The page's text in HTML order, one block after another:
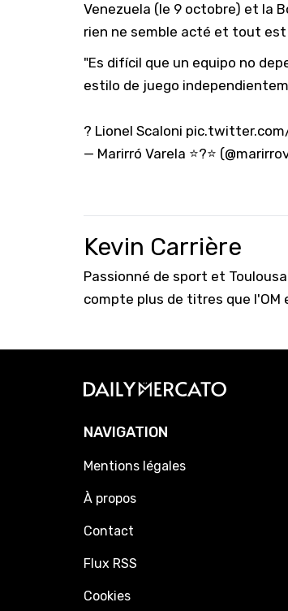
Venezuela (le 9 octobre) et la
rien ne semble acté et tout
"Es difícil que un equipo no
estilo de juego
? Lionel Scaloni
— Marirró Varela ⭐️?⭐️
Kevin Carrière
Passionné de sport et
compte plus de titres que l'OM
NAVIGATION
Mentions légales
À propos
Contact
Flux RSS
Cookies